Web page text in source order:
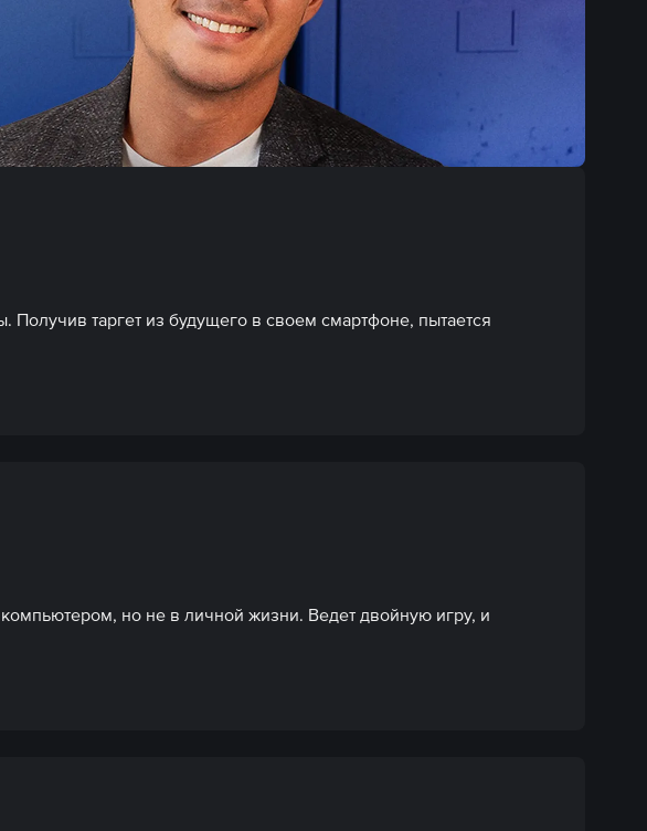
Получив таргет из будущего в своем смартфоне, пытается
но не в личной жизни. Ведет двойную игру, и